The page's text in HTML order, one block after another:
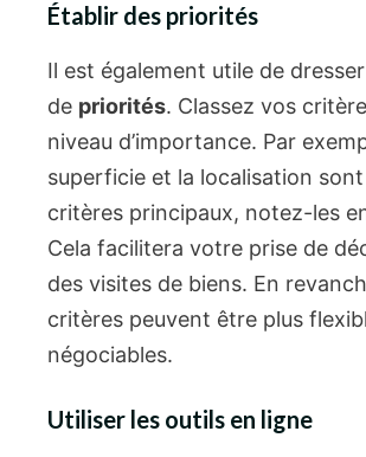
Établir des priorités
Il est également utile de
de priorités. Classez vos
niveau d’importance. Par
superficie et la localisation
critères principaux, notez-les
Cela facilitera votre prise de
des visites de biens. En
critères peuvent être plus
négociables.
Utiliser les outils en ligne